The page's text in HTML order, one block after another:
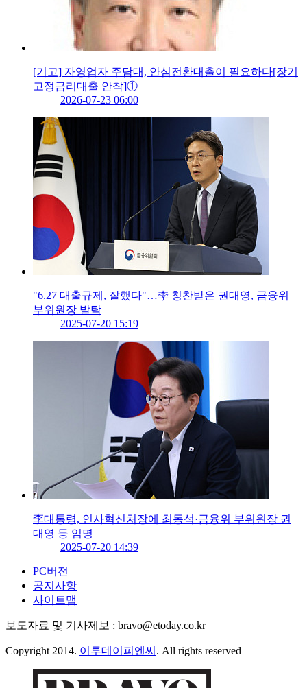
[기고] 자영업자 주담대, 안심전환대출이 필요하다[장기
고정금리대출 안착]①
2026-07-23 06:00
"6.27 대출규제, 잘했다"…李 칭찬받은 권대영, 금융위
부위원장 발탁
2025-07-20 15:19
李대통령, 인사혁신처장에 최동석·금융위 부위원장 권
대영 등 임명
2025-07-20 14:39
PC버전
공지사항
사이트맵
보도자료 및 기사제보 : bravo@etoday.co.kr
Copyright 2014. 이투데이피엔씨 . All rights reserved